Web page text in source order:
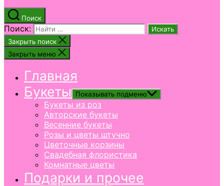
Поиск
Поиск:
Закрыть поиск
Закрыть меню
Главная
Букеты
Показывать подменю
Букеты из роз
Авторские букеты
Весенние букеты
Розы и цветы штучно
Цветочные корзины
Свадебная флористика
Комнатные цветы
Подарки и прочее